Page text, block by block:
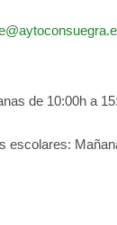
de 10:00h a
escolares: